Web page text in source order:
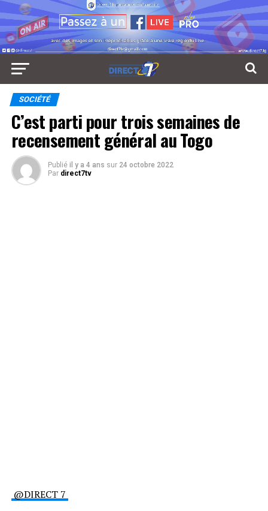
SOCIÉTÉ
C’est parti pour trois semaines de
recensement général au Togo
Publié il y a 4 ans sur 24 octobre 2022
Par direct7tv
@DIRECT 7